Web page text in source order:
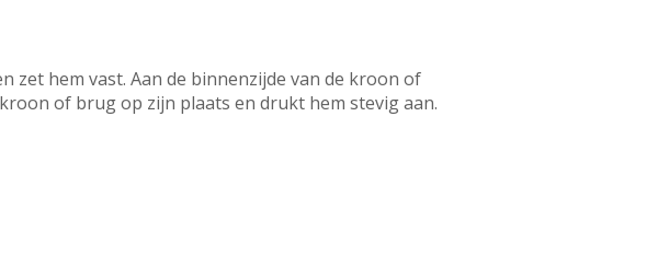
zet hem vast. Aan de binnenzijde van de kroon of
of brug op zijn plaats en drukt hem stevig aan.